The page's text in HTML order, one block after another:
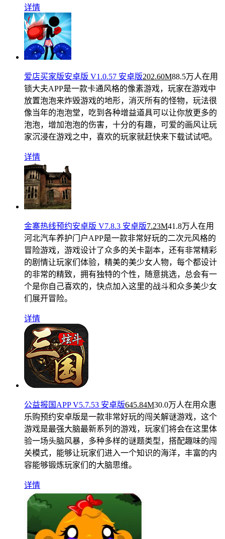
详情
爱店买家版安卓版 V1.0.57 安卓版202.60M88.5万人在用
锁大夫APP是一款卡通风格的像素游戏，玩家在游戏中
放置泡泡来炸毁游戏的地形，消灭所有的怪物，玩法很
像当年的泡泡堂，吃到各种增益道具可以让你放更多的
泡泡，增加泡泡的伤害，十分的有趣，可爱的画风让玩
家沉浸在游戏之中，喜欢的玩家就赶快来下载试试吧。
详情
金寨热线预约安卓版 V7.8.3 安卓版7.23M41.8万人在用
河北汽车养护门户APP是一款非常好玩的二次元风格的
冒险游戏，游戏设计了众多的关卡副本，还有非常精彩
的剧情让玩家们体验，精美的美少女人物，每个都设计
的非常的精致，拥有独特的个性，随意挑选，总会有一
个是你自己喜欢的，快点加入这里的战斗和众多美少女
们展开冒险。
详情
公益报国APP V5.7.53 安卓版645.84M30.0万人在用 众惠
乐购预约安卓版是一款非常好玩的闯关解谜游戏，这个
游戏是最强大脑最新系列的游戏，玩家们将会在这里体
验一场头脑风暴，多种多样的谜题类型，搭配趣味的闯
关模式，能够让玩家们进入一个知识的海洋，丰富的内
容能够锻炼玩家们的大脑思维。
详情